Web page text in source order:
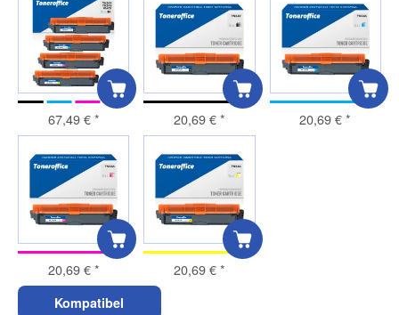
67,49 €* 20,69 €* 20,69 €*
20,69 €* 20,69 €*
Kompatibel